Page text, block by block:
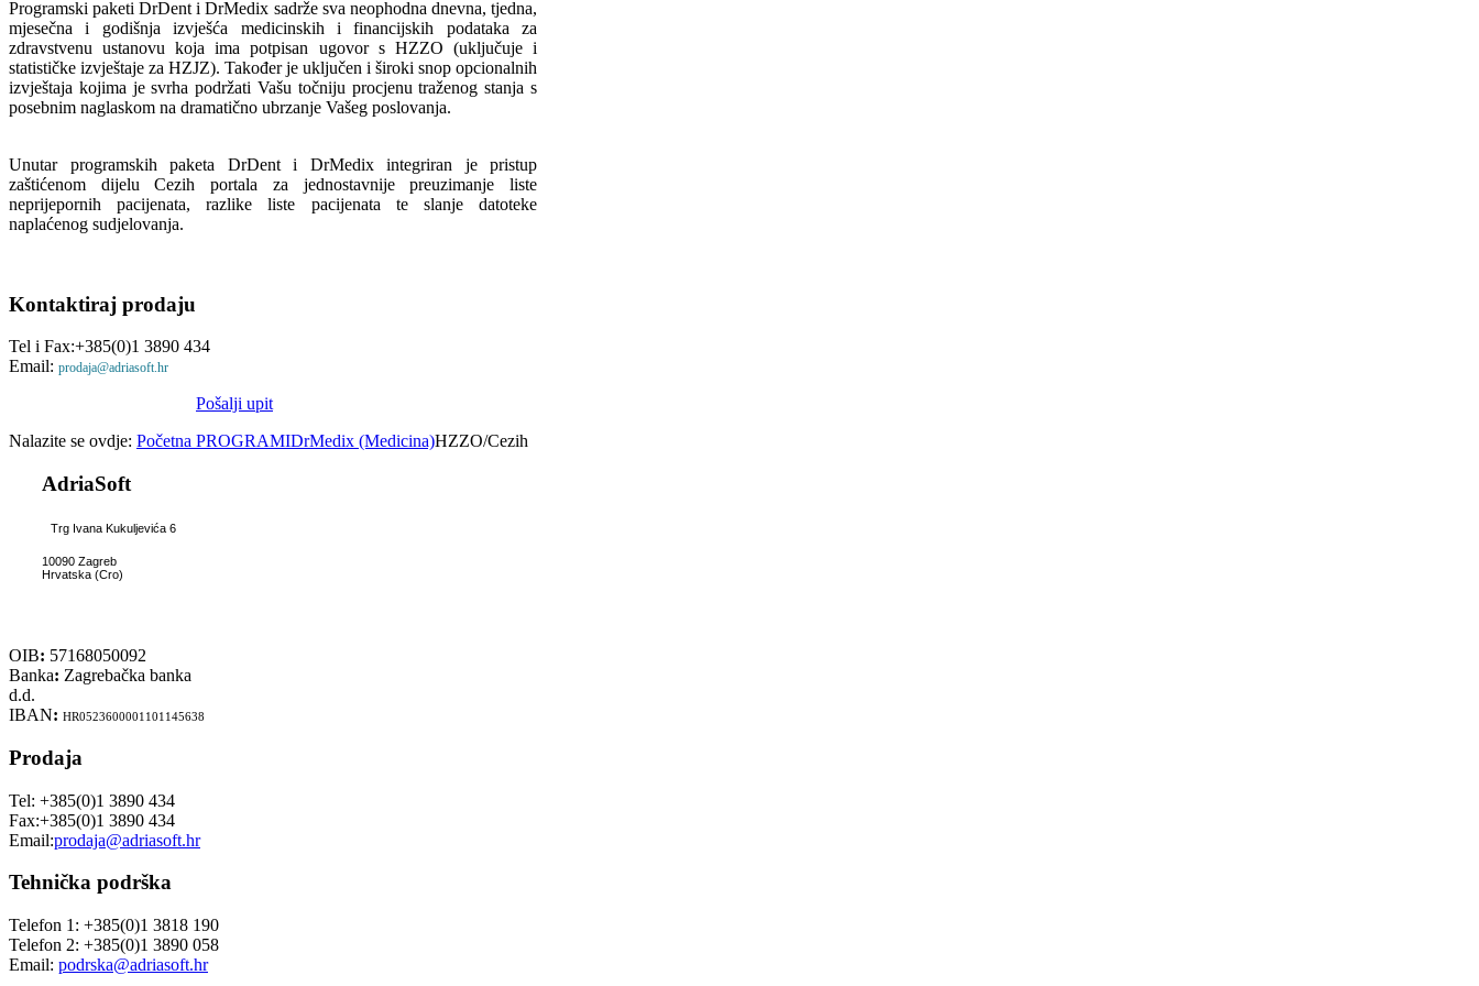
Programski paketi DrDent i DrMedix sadrže sva neophodna dnevna, tjedna,
mjesečna i godišnja izvješća medicinskih i financijskih podataka za
zdravstvenu ustanovu koja ima potpisan ugovor s HZZO (uključuje i
statističke izvještaje za HZJZ). Također je uključen i široki snop opcionalnih
izvještaja kojima je svrha podržati Vašu točniju procjenu traženog stanja s
posebnim naglaskom na dramatično ubrzanje Vašeg poslovanja.
Unutar programskih paketa DrDent i DrMedix integriran je pristup
zaštićenom dijelu Cezih portala za jednostavnije preuzimanje liste
neprijepornih pacijenata, razlike liste pacijenata te slanje datoteke
naplaćenog sudjelovanja.
Kontaktiraj prodaju
Tel i Fax:+385(0)1 3890 434
Email: prodaja@adriasoft.hr
Pošalji upit
Nalazite se ovdje: Početna PROGRAMIDrMedix (Medicina)HZZO/Cezih
AdriaSoft
Trg Ivana Kukuljevića 6
10090 Zagreb
Hrvatska (Cro)
OIB: 57168050092
Banka: Zagrebačka banka
d.d.
IBAN: HR0523600001101145638
Prodaja
Tel: +385(0)1 3890 434
Fax:+385(0)1 3890 434
Email:prodaja@adriasoft.hr
Tehnička podrška
Telefon 1: +385(0)1 3818 190
Telefon 2: +385(0)1 3890 058
Email: podrska@adriasoft.hr